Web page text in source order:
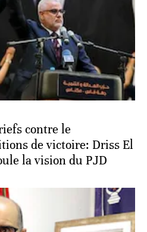
contre le
de victoire: Driss El
la vision du PJD